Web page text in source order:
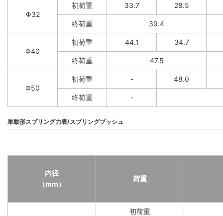
Φ32
初荷重 33.7 28.5
終荷重 39.4
Φ40
初荷重 44.1 34.7
終荷重 47.5
Φ50
初荷重 - 48.0
終荷重 -
単動形スプリング力表/スプリングプッシュ
内径
（mm）
荷重
初荷重